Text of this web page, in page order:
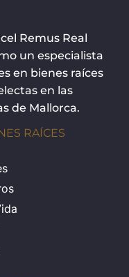
Remus Real
un especialista
en bienes raíces
en las
de Mallorca.
RAÍCES